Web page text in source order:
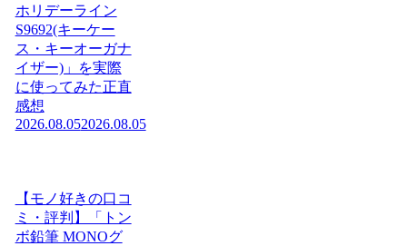
ホリデーライン
S9692(キーケー
ス・キーオーガナ
イザー)」を実際
に使ってみた正直
感想
2026.08.052026.08.05
【モノ好きの口コ
ミ・評判】「トン
ボ鉛筆 MONOグ